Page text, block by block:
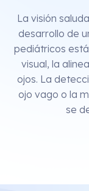
La visión
desarrollo de
pediátricos
visual, la
ojos. La
ojo vago o la
se